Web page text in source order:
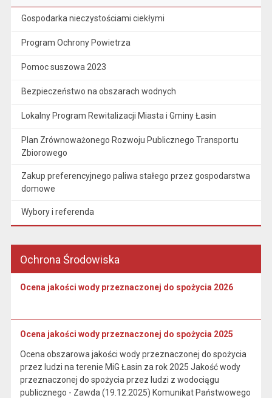
Gospodarka nieczystościami ciekłymi
Program Ochrony Powietrza
Pomoc suszowa 2023
Bezpieczeństwo na obszarach wodnych
Lokalny Program Rewitalizacji Miasta i Gminy Łasin
Plan Zrównoważonego Rozwoju Publicznego Transportu
Zbiorowego
Zakup preferencyjnego paliwa stałego przez gospodarstwa
domowe
Wybory i referenda
Ochrona Środowiska
Ocena jakości wody przeznaczonej do spożycia 2026
Ocena jakości wody przeznaczonej do spożycia 2025
Ocena obszarowa jakości wody przeznaczonej do spożycia
przez ludzi na terenie MiG Łasin za rok 2025 Jakość wody
przeznaczonej do spożycia przez ludzi z wodociągu
publicznego - Zawda (19.12.2025) Komunikat Państwowego